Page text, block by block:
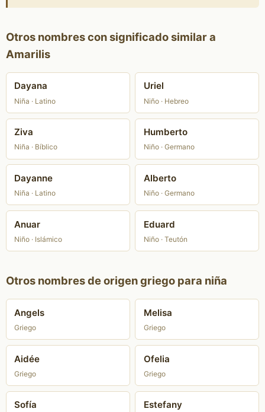
Otros nombres con significado similar a
Amarilis
Dayana
Niña · Latino
Uriel
Niño · Hebreo
Ziva
Niña · Bíblico
Humberto
Niño · Germano
Dayanne
Niña · Latino
Alberto
Niño · Germano
Anuar
Niño · Islámico
Eduard
Niño · Teutón
Otros nombres de origen griego para niña
Angels
Griego
Melisa
Griego
Aidée
Griego
Ofelia
Griego
Sofía Estefany